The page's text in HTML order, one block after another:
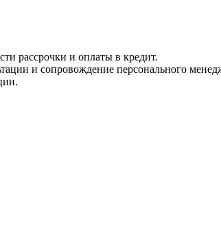
рассрочки и оплаты в кредит.
и сопровождение персонального